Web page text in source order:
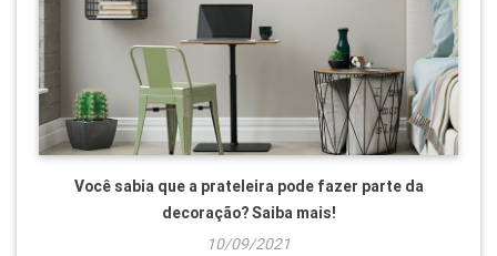
Você sabia que a prateleira pode fazer parte da
decoração? Saiba mais!
10/09/2021